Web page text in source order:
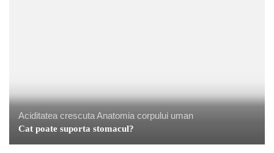
Aciditatea crescuta Anatomia corpului uman
Cat poate suporta stomacul?